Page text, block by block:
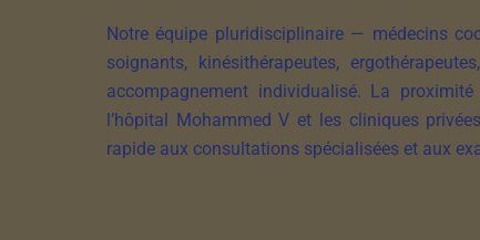
Notre équipe pluridisciplinaire — médecins
soignants, kinésithérapeutes,
accompagnement individualisé. La
l’hôpital Mohammed V et les cliniques
rapide aux consultations spécialisées et aux